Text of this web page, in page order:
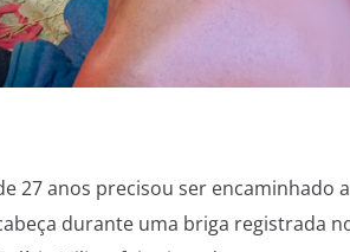
27 anos precisou ser encaminhado
durante uma briga registrada